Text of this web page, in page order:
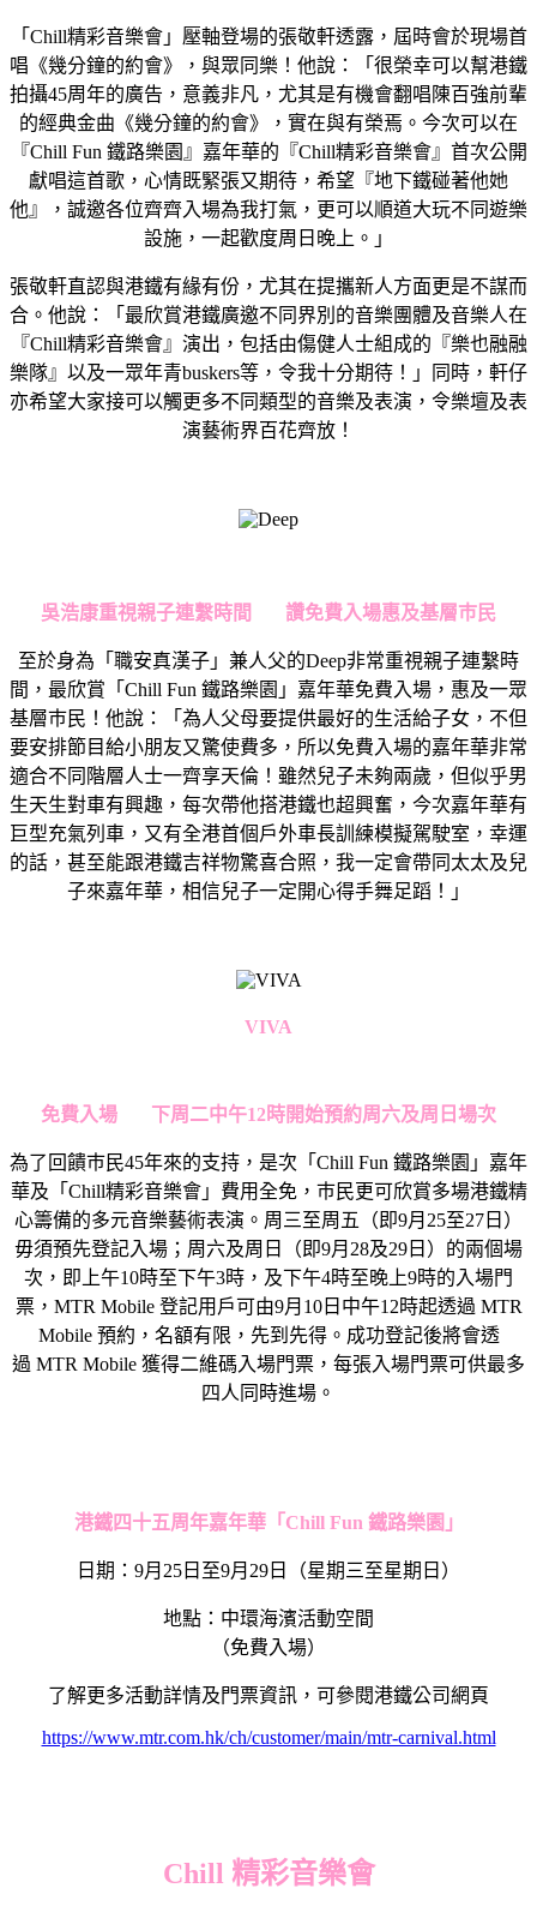
「Chill精彩音樂會」壓軸登場的張敬軒透露，屆時會於現場首
唱《幾分鐘的約會》，與眾同樂！他說：「很榮幸可以幫港鐵
拍攝45周年的廣告，意義非凡，尤其是有機會翻唱陳百強前輩
的經典金曲《幾分鐘的約會》，實在與有榮焉。今次可以在
『Chill Fun 鐵路樂園』嘉年華的『Chill精彩音樂會』首次公開
獻唱這首歌，心情既緊張又期待，希望『地下鐵碰著他她
他』，誠邀各位齊齊入場為我打氣，更可以順道大玩不同遊樂
設施，一起歡度周日晚上。」
張敬軒直認與港鐵有緣有份，尤其在提攜新人方面更是不謀而
合。他說：「最欣賞港鐵廣邀不同界別的音樂團體及音樂人在
『Chill精彩音樂會』演出，包括由傷健人士組成的『樂也融融
樂隊』以及一眾年青buskers等，令我十分期待！」同時，軒仔
亦希望大家接可以觸更多不同類型的音樂及表演，令樂壇及表
演藝術界百花齊放！
吳浩康重視親子連繫時間 讚免費入場惠及基層巿民
至於身為「職安真漢子」兼人父的Deep非常重視親子連繫時
間，最欣賞「Chill Fun 鐵路樂園」嘉年華免費入場，惠及一眾
基層巿民！他說：「為人父母要提供最好的生活給子女，不但
要安排節目給小朋友又驚使費多，所以免費入場的嘉年華非常
適合不同階層人士一齊享天倫！雖然兒子未夠兩歲，但似乎男
生天生對車有興趣，每次帶他搭港鐵也超興奮，今次嘉年華有
巨型充氣列車，又有全港首個戶外車長訓練模擬駕駛室，幸運
的話，甚至能跟港鐵吉祥物驚喜合照，我一定會帶同太太及兒
子來嘉年華，相信兒子一定開心得手舞足蹈！」
VIVA
免費入場 下周二中午12時開始預約周六及周日場次
為了回饋巿民45年來的支持，是次「Chill Fun 鐵路樂園」嘉年
華及「Chill精彩音樂會」費用全免，巿民更可欣賞多場港鐵精
心籌備的多元音樂藝術表演。周三至周五（即9月25至27日）
毋須預先登記入場；周六及周日（即9月28及29日）的兩個場
次，即上午10時至下午3時，及下午4時至晚上9時的入場門
票，MTR Mobile 登記用戶可由9月10日中午12時起透過 MTR
Mobile 預約，名額有限，先到先得。成功登記後將會透
過 MTR Mobile 獲得二維碼入場門票，每張入場門票可供最多
四人同時進場。
港鐵四十五周年嘉年華「 Chill Fun 鐵路樂園」
日期：9月25日至9月29日（星期三至星期日）
地點：中環海濱活動空間
（免費入場）
了解更多活動詳情及門票資訊，可參閱港鐵公司網頁
https://www.mtr.com.hk/ch/customer/main/mtr-carnival.html
Chill 精彩音樂會